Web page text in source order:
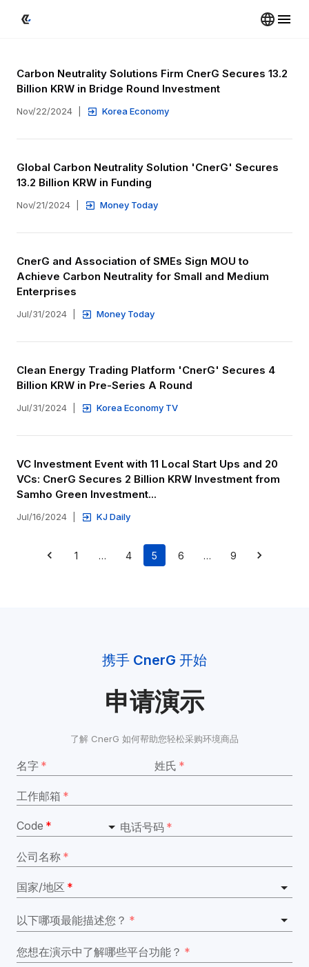
Carbon Neutrality Solutions Firm CnerG Secures 13.2
Billion KRW in Bridge Round Investment
Nov/22/2024 Korea Economy
Global Carbon Neutrality Solution 'CnerG' Secures
13.2 Billion KRW in Funding
Nov/21/2024 Money Today
CnerG and Association of SMEs Sign MOU to
Achieve Carbon Neutrality for Small and Medium
Enterprises
Jul/31/2024 Money Today
Clean Energy Trading Platform 'CnerG' Secures 4
Billion KRW in Pre-Series A Round
Jul/31/2024 Korea Economy TV
VC Investment Event with 11 Local Start Ups and 20
VCs: CnerG Secures 2 Billion KRW Investment from
Samho Green Investment...
Jul/16/2024 KJ Daily
1 … 4 5 6 … 9
携手 CnerG 开始
申请演示
了解 CnerG 如何帮助您轻松采购环境商品
名字 * 姓氏 *
工作邮箱 *
Code * 电话号码 *
公司名称 *
国家/地区 *
以下哪项最能描述您？ *
您想在演示中了解哪些平台功能？ *